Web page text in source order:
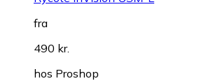
fra
490 kr.
hos Proshop